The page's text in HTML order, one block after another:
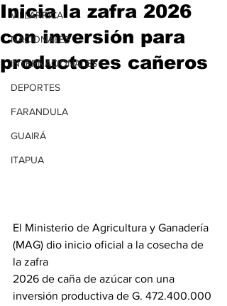
VILLARRICA
NACIONALES
INTERNACIONALES
DEPORTES
FARANDULA
GUAIRÁ
ITAPUA
Inicia la zafra 2026
con inversión para
productores cañeros
El Ministerio de Agricultura y Ganadería
(MAG) dio inicio oficial a la cosecha de
la zafra
2026 de caña de azúcar con una
inversión productiva de G. 472.400.000